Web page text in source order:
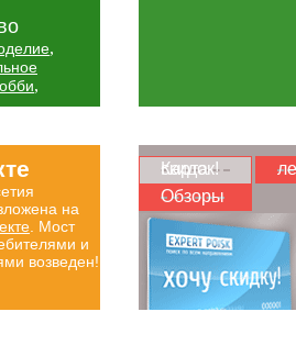
,
,
на
. Мост
и
возведен!
Карта скидок!
Обзоры